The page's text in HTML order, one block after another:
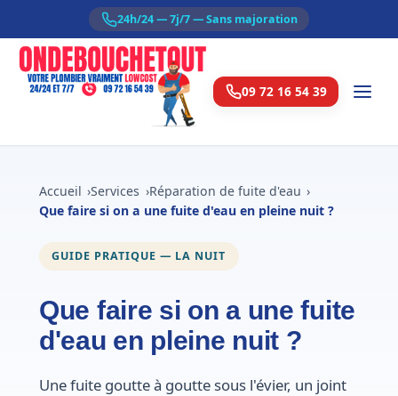
24h/24 — 7j/7 — Sans majoration
09 72 16 54 39
Accueil Services
Réparation de fuite d'eau
Que faire si on a une fuite d'eau en pleine nuit ?
GUIDE PRATIQUE — LA NUIT
Que faire si on a une fuite
d'eau en pleine nuit ?
Une fuite goutte à goutte sous l'évier, un joint